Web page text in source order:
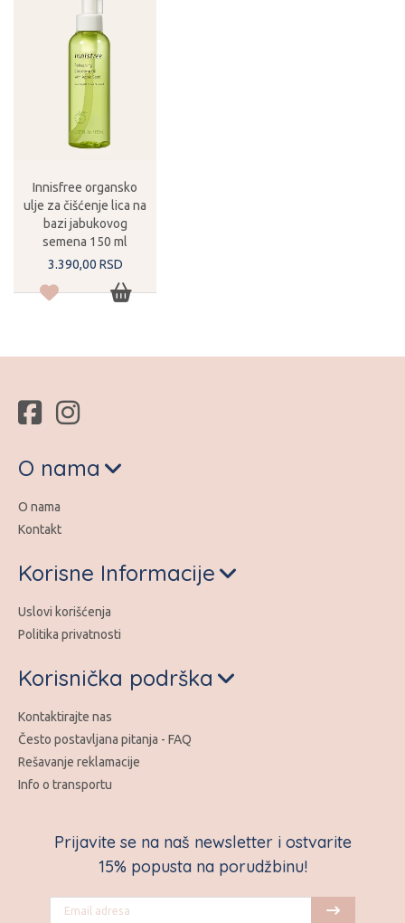
Innisfree organsko
ulje za čišćenje lica na
bazi jabukovog
semena 150 ml
3.390,00 RSD
Prijavite se na naš newsletter i ostvarite
15% popusta na porudžbinu!
O nama
O nama
Kontakt
Korisne Informacije
Uslovi korišćenja
Politika privatnosti
Korisnička podrška
Kontaktirajte nas
Često postavljana pitanja - FAQ
Rešavanje reklamacije
Info o transportu